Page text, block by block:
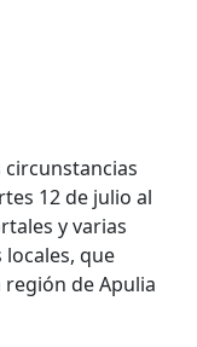
circunstancias
12 de julio al
y varias
que
de Apulia